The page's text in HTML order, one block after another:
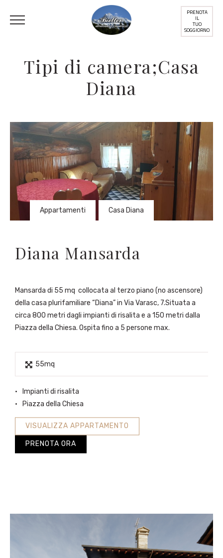
PRENOTA
IL
TUO
SOGGIORNO
Tipi di camera;Casa
Diana
Appartamenti , Casa Diana
Diana Mansarda
Mansarda di 55 mq collocata al terzo piano (no ascensore)
della casa plurifamiliare “Diana” in Via Varasc, 7.Situata a
circa 800 metri dagli impianti di risalita e a 150 metri dalla
Piazza della Chiesa. Ospita fino a 5 persone max.
55mq
Impianti di risalita
Piazza della Chiesa
VISUALIZZA APPARTAMENTO
PRENOTA ORA